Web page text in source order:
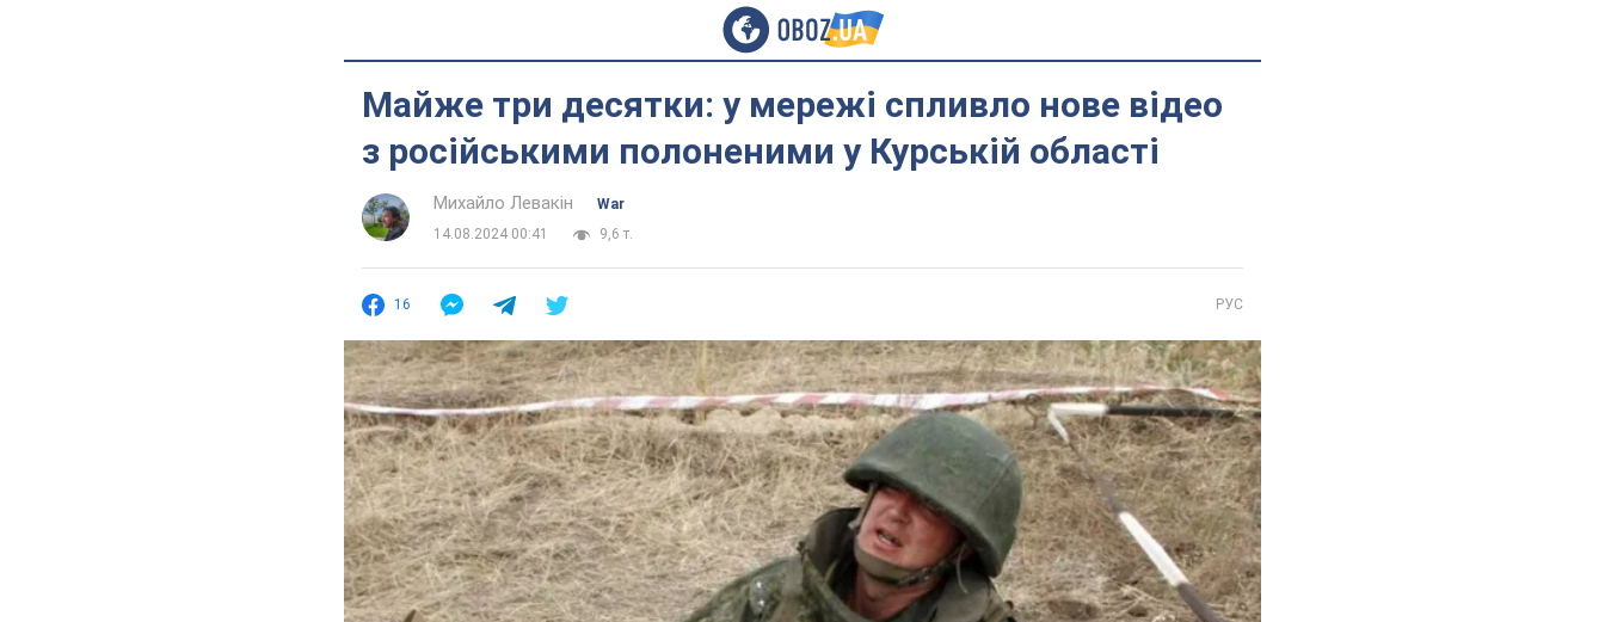
Майже три десятки: у мережі спливло нове відео
з російськими полоненими у Курській області
Михайло Левакін
War
14.08.2024 00:41
9,6 т.
16 РУС